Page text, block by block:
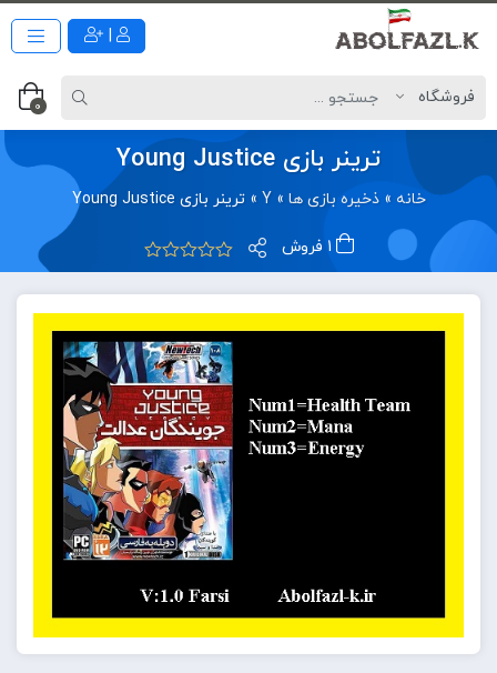
0
ترینر بازی Young Justice
خانه »ذخیره بازی ها »
Y
»ترینر بازی Young Justice